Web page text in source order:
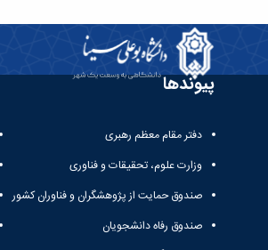
پیوندها
دفتر مقام معظم رهبری
وزارت علوم، تحقیقات و فناوری
صندوق حمایت از پژوهشگران و فناوران کشور
صندوق رفاه دانشجویان